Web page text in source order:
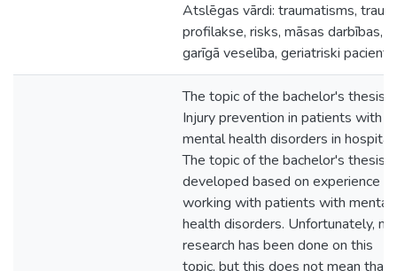
Atslēgas vārdi: traumatisms,
profilakse, risks, māsas darbības,
garīgā veselība, geriatriski pacienti.
The topic of the bachelor's thesis
Injury prevention in patients with
mental health disorders in hospital.
The topic of the bachelor's thesis
developed based on experience in
working with patients with mental
health disorders. Unfortunately, no
research has been done on this
topic, but this does not mean that